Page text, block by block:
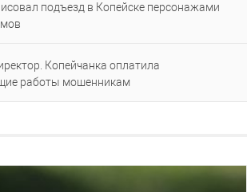
подъезд в Копейске персонажами
Копейчанка оплатила
работы мошенникам